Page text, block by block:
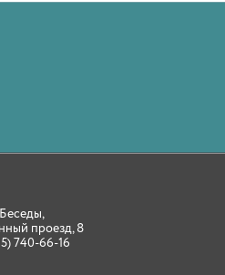
Беседы,
проезд, 8
740-66-16